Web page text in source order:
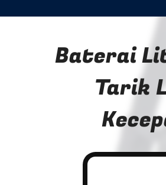
Baterai
Tarik